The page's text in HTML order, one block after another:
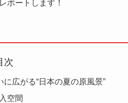
ポートします！
次
広がる“日本の夏の原風景”
空間